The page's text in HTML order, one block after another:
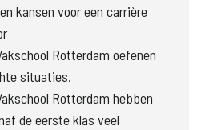
kansen voor een carrière
Rotterdam oefenen
situaties.
Rotterdam hebben
de eerste klas veel